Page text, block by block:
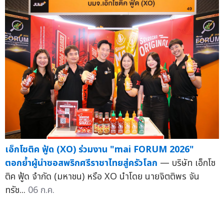
เอ็กโซติค ฟู้ด (XO) ร่วมงาน "mai FORUM 2026"
ตอกย้ำผู้นำซอสพริกศรีราชาไทยสู่ครัวโลก — บริษัท เอ็กโซ
ติค ฟู้ด จำกัด (มหาชน) หรือ XO นำโดย นายจิตติพร จัน
ทรัช... 06 ก.ค.